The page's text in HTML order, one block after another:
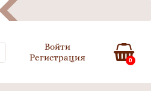
Войти
Регистрация
0